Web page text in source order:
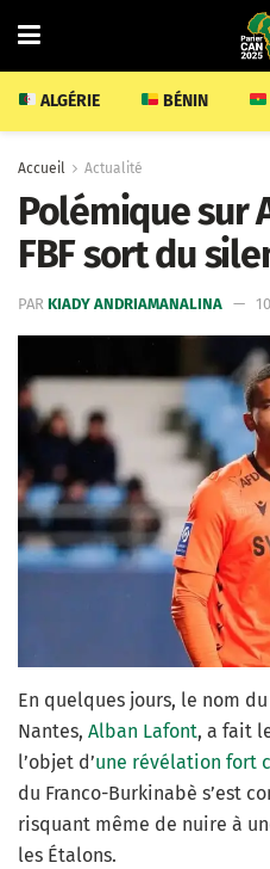
ALGÉRIE BÉNIN
Accueil Actualité
Polémique sur
FBF sort du
PAR KIADY ANDRIAMANALINA
En quelques jours, le nom
Nantes, Alban Lafont, a fait
l’objet d’une révélation fort
du Franco-Burkinabè s’est
risquant même de nuire à
les Étalons.